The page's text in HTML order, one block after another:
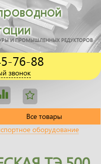
И ПРОМЫШЛЕННЫХ РЕДУКТОРОВ
76-88
звонок
Все товары
оборудование